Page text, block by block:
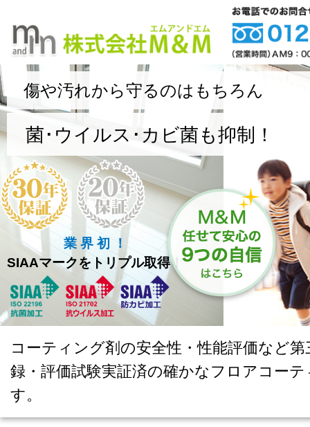
傷や汚れから守るのはもちろん
菌･ウイルス･カビ菌も抑制！
業 界 初 ！
SIAAマークをトリプル取得！
コーティング剤の安全性・性能評価など
録・評価試験実証済の確かなフロアコー
す。